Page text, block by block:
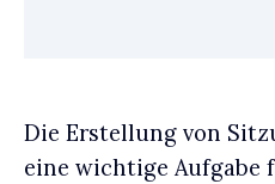
Die Erstellung von
eine wichtige Aufgabe